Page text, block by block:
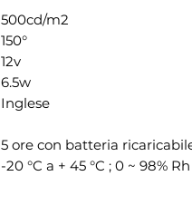
500cd/m2
150°
12v
6.5w
Inglese
5 ore con batteria
-20 °C a + 45 °C ; 0 ~ 98% Rh